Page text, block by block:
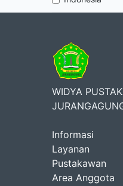
WIDYA
Informasi
Layanan
Pustakawan
Area Anggota